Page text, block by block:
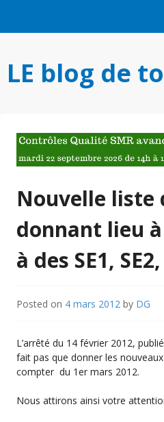
LE blog de
Nouvelle liste
donnant lieu
à des SE1,
Posted on 4 mars 2012 by DG
L’arrêté du 14 février 2012,
fait pas que donner les
compter du 1er mars 2012.
Nous attirons ainsi votre